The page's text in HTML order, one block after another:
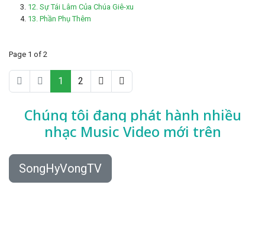
12. Sự Tái Lâm Của Chúa Giê-xu
13. Phần Phụ Thêm
Page 1 of 2
1 2
Chúng tôi đang phát hành nhiều
nhạc Music Video mới trên
SongHyVongTV